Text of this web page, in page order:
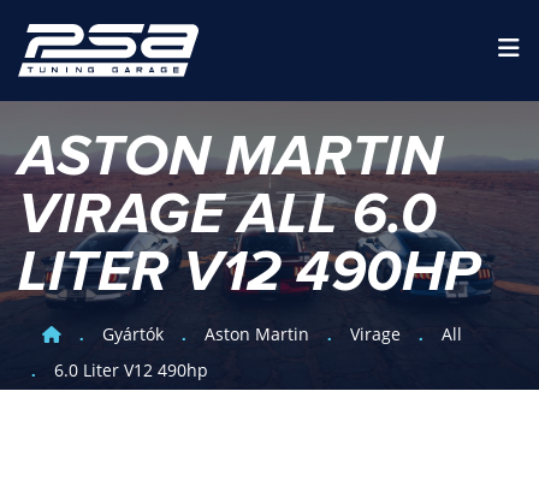
ASTON MARTIN
VIRAGE ALL 6.0
LITER V12 490HP
Gyártók Aston Martin Virage
All
6.0 Liter V12 490hp